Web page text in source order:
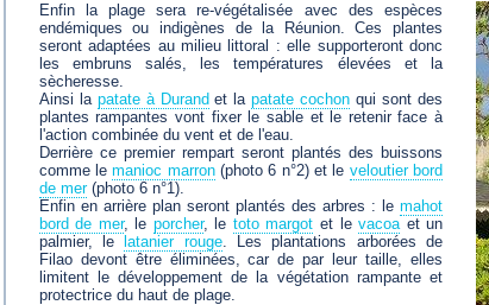
Enfin la plage sera re-végétalisée avec des espèces
endémiques ou indigènes de la Réunion. Ces plantes
seront adaptées au milieu littoral : elle supporteront donc
les embruns salés, les températures élevées et la
sècheresse.
Ainsi la patate à Durand et lapatate cochon qui sont des
plantes rampantes vont fixer le sable et le retenir face à
l'action combinée du vent et de l'eau.
Derrière ce premier rempart seront plantés des buissons
comme lemanioc marron(photo 6 n°2) et le veloutier bord
de mer(photo 6 n°1).
Enfin en arrière plan seront plantés des arbres : le mahot
bord de mer, le porcher, le toto margot et levacoaet un
palmier, le
latanier rouge. Les plantations arborées de
Filao devont être éliminées, car de par leur taille, elles
limitent le développement de la végétation rampante et
protectrice du haut de plage.